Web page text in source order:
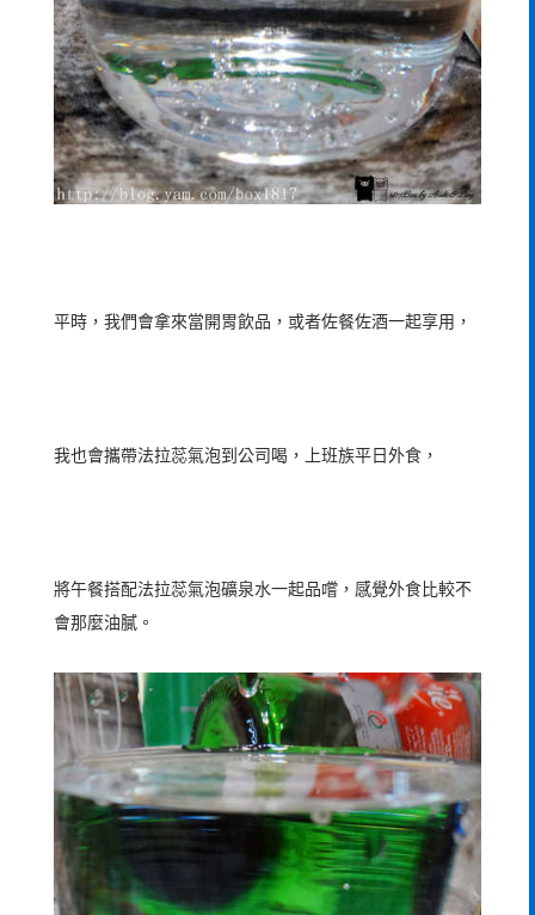
平時，我們會拿來當開胃飲品，或者佐餐佐酒一起享用，
我也會攜帶法拉蕊氣泡到公司喝，上班族平日外食，
將午餐搭配法拉蕊氣泡礦泉水一起品嚐，感覺外食比較不
會那麼油膩。